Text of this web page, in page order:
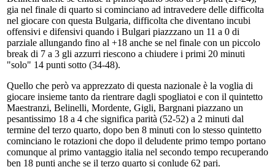
gia nel finale di quarto si cominciano ad intravedere delle difficolta
nel giocare con questa Bulgaria, difficolta che diventano incubi
offensivi e difensivi quando i Bulgari piazzzano un 11 a 0 di
parziale allungando fino al +18 anche se nel finale con un piccolo
break di 7 a 3 gli azzurri riescono a chiudere i primi 20 minuti
"solo" 14 punti sotto (34-48).
Quello che però va apprezzato di questa nazionale è la voglia di
giocare insieme tanto da rientrare dagli spogliatoi e con il quintetto
Maestranzi, Belinelli, Mordente, Gigli, Bargnani piazzano un
pesantissimo 18 a 4 che significa parità (52-52) a 2 minuti dal
termine del terzo quarto, dopo ben 8 minuti con lo stesso quintetto
cominciano le rotazioni che dopo il deludente primo tempo portano
comunque al primo vantaggio italia nel secondo tempo recuperando
ben 18 punti anche se il terzo quarto si conlude 62 pari.